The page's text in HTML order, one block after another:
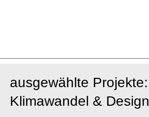
ausgewählte Projekte:
Klimawandel & Design